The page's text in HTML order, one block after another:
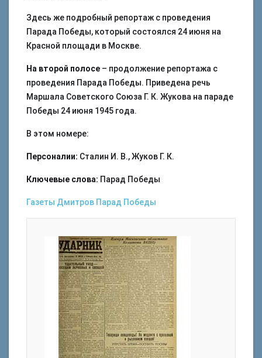
Здесь же подробный репортаж с проведения
Парада Победы, который состоялся 24 июня на
Красной площади в Москве.
На второй полосе – продолжение репортажа с
проведения Парада Победы. Приведена речь
Маршала Советского Союза Г. К. Жукова на параде
Победы 24 июня 1945 года.
В этом номере:
Персоналии: Сталин И. В., Жуков Г. К.
Ключевые слова: Парад Победы
Газеты Дмитров Парад Победы